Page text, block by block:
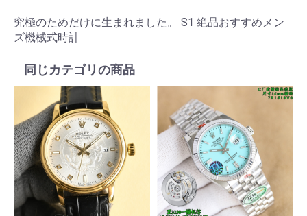
究極のためだけに生まれました。 S1 絶品おすすめメン
ズ機械式時計
同じカテゴリの商品